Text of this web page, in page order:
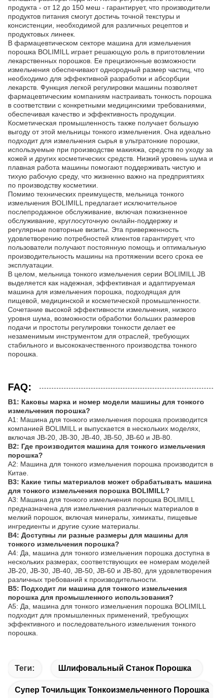
продукта - от 12 до 150 меш - гарантирует, что производители
продуктов питания смогут достичь точной текстуры и
консистенции, необходимой для различных рецептов и
продуктовых линеек.
В фармацевтическом секторе машина для измельчения
порошка BOLIMILL играет решающую роль в приготовлении
лекарственных порошков. Ее прецизионные возможности
измельчения обеспечивают однородный размер частиц, что
необходимо для эффективной разработки и абсорбции
лекарств. Функция легкой регулировки машины позволяет
фармацевтическим компаниям настраивать тонкость порошка
в соответствии с конкретными медицинскими требованиями,
обеспечивая качество и эффективность продукции.
Косметическая промышленность также получает большую
выгоду от этой мельницы тонкого измельчения. Она идеально
подходит для измельчения сырья в ультратонкие порошки,
используемые при производстве макияжа, средств по уходу за
кожей и других косметических средств. Низкий уровень шума и
плавная работа машины помогают поддерживать чистую и
тихую рабочую среду, что жизненно важно на предприятиях
по производству косметики.
Помимо технических преимуществ, мельница тонкого
измельчения BOLIMILL предлагает исключительное
послепродажное обслуживание, включая пожизненное
обслуживание, круглосуточную онлайн-поддержку и
регулярные повторные визиты. Эта приверженность
удовлетворению потребностей клиентов гарантирует, что
пользователи получают постоянную помощь и оптимальную
производительность машины на протяжении всего срока ее
эксплуатации.
В целом, мельница тонкого измельчения серии BOLIMILL JB
выделяется как надежная, эффективная и адаптируемая
машина для измельчения порошка, подходящая для
пищевой, медицинской и косметической промышленности.
Сочетание высокой эффективности измельчения, низкого
уровня шума, возможности обработки больших размеров
подачи и простоты регулировки тонкости делает ее
незаменимым инструментом для отраслей, требующих
стабильного и высококачественного производства тонкого
порошка.
FAQ:
В1: Каковы марка и номер модели машины для тонкого
измельчения порошка?
А1: Машина для тонкого измельчения порошка производится
компанией BOLIMILL и выпускается в нескольких моделях,
включая JB-20, JB-30, JB-40, JB-50, JB-60 и JB-80.
В2: Где производится машина для тонкого измельчения
порошка?
А2: Машина для тонкого измельчения порошка производится в
Китае.
В3: Какие типы материалов может обрабатывать машина
для тонкого измельчения порошка BOLIMILL?
А3: Машина для тонкого измельчения порошка BOLIMILL
предназначена для измельчения различных материалов в
мелкий порошок, включая минералы, химикаты, пищевые
ингредиенты и другие сухие материалы.
В4: Доступны ли разные размеры для машины для
тонкого измельчения порошка?
А4: Да, машина для тонкого измельчения порошка доступна в
нескольких размерах, соответствующих ее номерам моделей
JB-20, JB-30, JB-40, JB-50, JB-60 и JB-80, для удовлетворения
различных требований к производительности.
В5: Подходит ли машина для тонкого измельчения
порошка для промышленного использования?
А5: Да, машина для тонкого измельчения порошка BOLIMILL
подходит для промышленных применений, требующих
эффективного и последовательного измельчения тонкого
порошка.
Теги: Шлифовальный Станок Порошка
Супер Точильщик Тонкоизмельченного Порошка